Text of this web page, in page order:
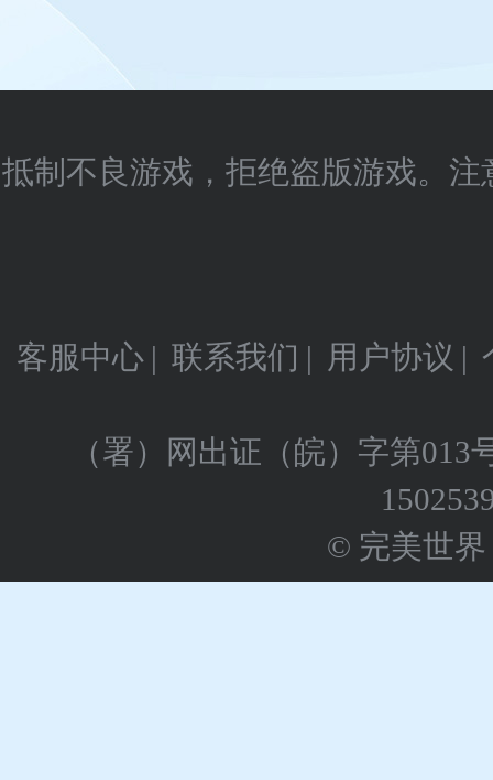
抵制不良游戏，拒绝盗版游戏。
客服中心 | 联系我们 | 用户协议 |
（署）网出证（皖）字第013
© 完美世界